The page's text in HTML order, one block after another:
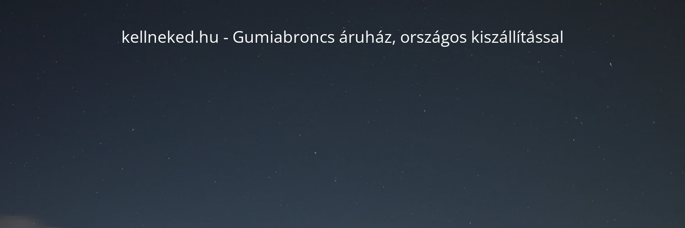
kellneked.hu - Gumiabroncs áruház, országos kiszállítással